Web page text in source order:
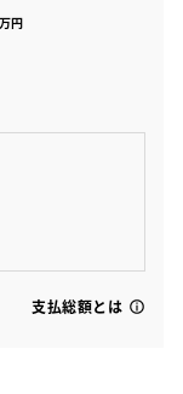
支払総額とは